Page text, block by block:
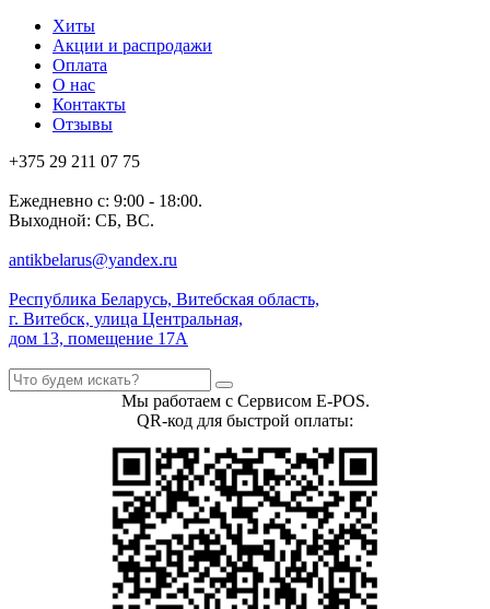
Хиты
Акции и распродажи
Оплата
О нас
Контакты
Отзывы
+375 29 211 07 75
Ежедневно с: 9:00 - 18:00.
Выходной: СБ, ВС.
antikbelarus@yandex.ru
Республика Беларусь, Витебская область,
г. Витебск, улица Центральная,
дом 13, помещение 17А
Мы работаем с Сервисом E-POS.
QR-код для быстрой оплаты: